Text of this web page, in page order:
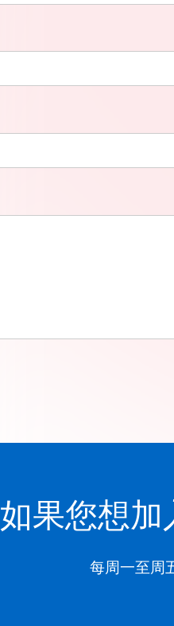
如果您想
每周一至周